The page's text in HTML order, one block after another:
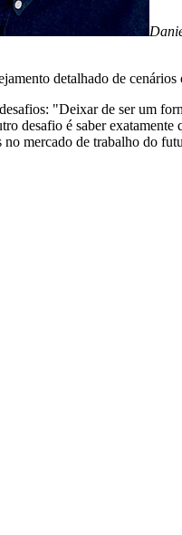
detalhado de
"Deixar de ser um
desafio é saber
no mercado de trabalho do